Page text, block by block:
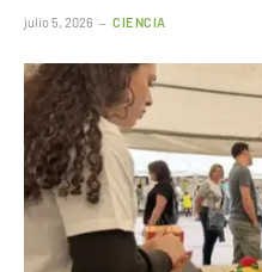
julio 5, 2026 CIENCIA